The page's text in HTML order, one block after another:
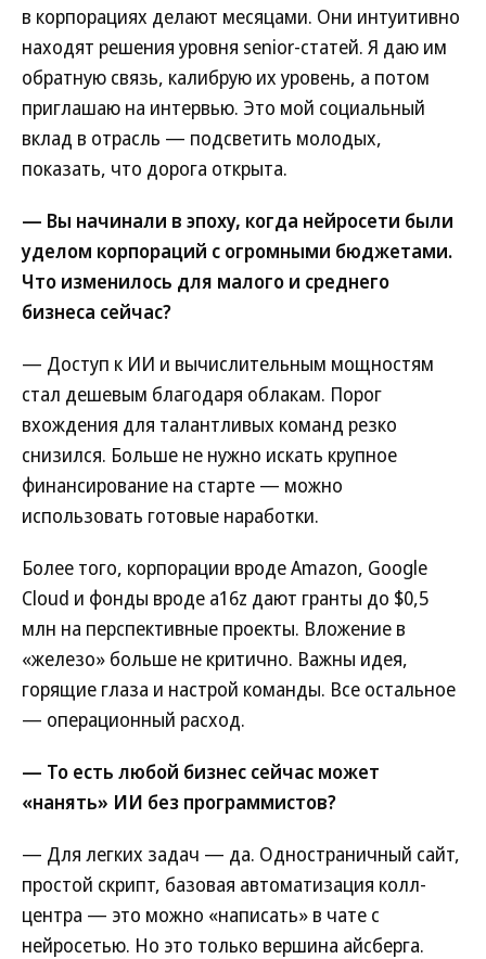
в корпорациях делают месяцами. Они интуитивно
находят решения уровня senior-статей. Я даю им
обратную связь, калибрую их уровень, а потом
приглашаю на интервью. Это мой социальный
вклад в отрасль — подсветить молодых,
показать, что дорога открыта.
— Вы начинали в эпоху, когда нейросети были
уделом корпораций с огромными бюджетами.
Что изменилось для малого и среднего
бизнеса сейчас?
— Доступ к ИИ и вычислительным мощностям
стал дешевым благодаря облакам. Порог
вхождения для талантливых команд резко
снизился. Больше не нужно искать крупное
финансирование на старте — можно
использовать готовые наработки.
Более того, корпорации вроде Amazon, Google
Cloud и фонды вроде a16z дают гранты до $0,5
млн на перспективные проекты. Вложение в
«железо» больше не критично. Важны идея,
горящие глаза и настрой команды. Все остальное
— операционный расход.
— То есть любой бизнес сейчас может
«нанять» ИИ без программистов?
— Для легких задач — да. Одностраничный сайт,
простой скрипт, базовая автоматизация колл-
центра — это можно «написать» в чате с
нейросетью. Но это только вершина айсберга.